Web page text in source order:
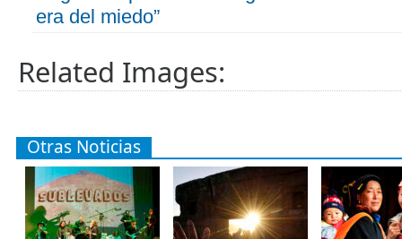
era del miedo”
Related Images:
Otras Noticias